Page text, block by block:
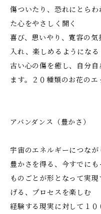
傷ついたり、恐れにとら
た心をやさしく開く
喜び、思いやり、寛容の
入れ、楽しめるようになる
古い心の傷を癒し、自分
ます。２０種類のお花のエ
アバンダンス（豊かさ）
宇宙のエネルギーにつな
豊かさを得る、今すでにも
ものごとが形となって実
げる、プロセスを楽しむ
経験する現実に対して１